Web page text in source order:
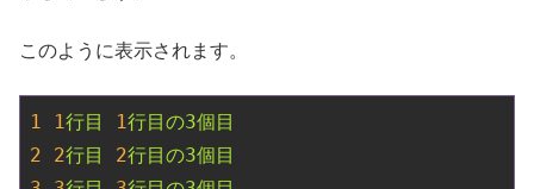
このように表示されます。
1 1行目 1行目の3個目
2
2行目 2行目の3個目